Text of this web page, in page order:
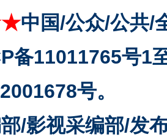
中国/公众/公共/
备11011765号1
号。
/影视采编部/发
，有这些资助 “